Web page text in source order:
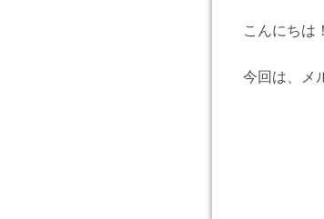
こんにちは
今回は、メ